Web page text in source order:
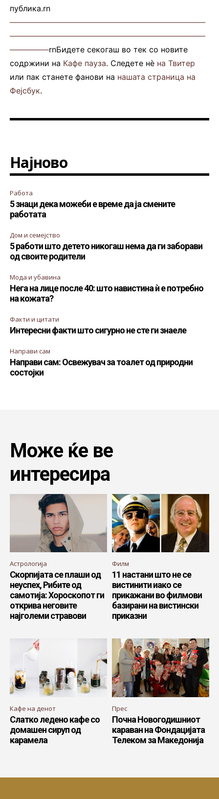
публика.rn
—————————————————————————
—————————————————————————
—————rnБидете секогаш во тек со новите
содржини на Кафе пауза. Следете нè на Твитер
или пак станете фанови на нашата страница на
Фејсбук.
Најново
Работа
5 знаци дека можеби е време да ја смените
работата
Дом и семејство
5 работи што детето никогаш нема да ги заборави
од своите родители
Мода и убавина
Нега на лице после 40: што навистина ѝ е потребно
на кожата?
Факти и цитати
Интересни факти што сигурно не сте ги знаеле
Направи сам
Направи сам: Освежувач за тоалет од природни
состојки
Може ќе ве
интересира
Астрологија
Скорпијата се плаши од
неуспех, Рибите од
самотија: Хороскопот ги
открива неговите
најголеми стравови
Филм
11 настани што не се
вистинити иако се
прикажани во филмови
базирани на вистински
приказни
Кафе на денот
Слатко ледено кафе со
домашен сируп од
карамела
Прес
Почна Новогодишниот
караван на Фондацијата
Телеком за Македонија